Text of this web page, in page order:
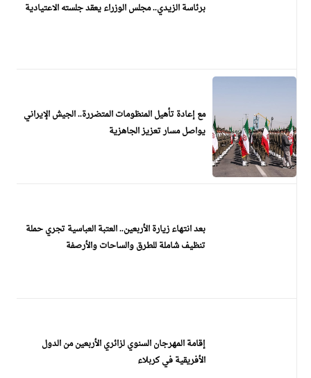
برئاسة الزيدي.. مجلس الوزراء يعقد جلسته الاعتيادية
مع إعادة تأهيل المنظومات المتضررة.. الجيش الإيراني
يواصل مسار تعزيز الجاهزية
بعد انتهاء زيارة الأربعين.. العتبة العباسية تجري حملة
تنظيف شاملة للطرق والساحات والأرصفة
إقامة المهرجان السنوي لزائري الأربعين من الدول
الأفريقية في كربلاء